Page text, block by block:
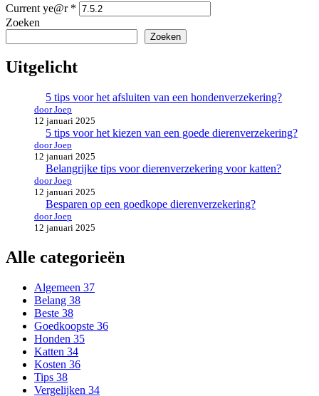
Current ye@r *
Zoeken
Zoeken
Uitgelicht
5 tips voor het afsluiten van een hondenverzekering?
door Joep
12 januari 2025
5 tips voor het kiezen van een goede dierenverzekering?
door Joep
12 januari 2025
Belangrijke tips voor dierenverzekering voor katten?
door Joep
12 januari 2025
Besparen op een goedkope dierenverzekering?
door Joep
12 januari 2025
Alle categorieën
Algemeen 37
Belang 38
Beste 38
Goedkoopste 36
Honden 35
Katten 34
Kosten 36
Tips 38
Vergelijken 34